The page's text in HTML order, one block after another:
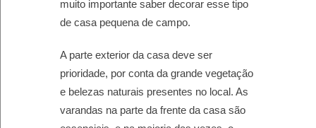
muito importante saber decorar esse tipo
de casa pequena de campo.
A parte exterior da casa deve ser
prioridade, por conta da grande vegetação
e belezas naturais presentes no local. As
varandas na parte da frente da casa são